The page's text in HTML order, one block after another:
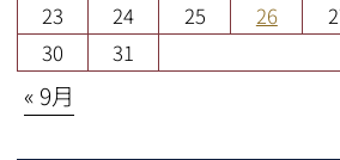
23
24 25 26
30
31
« 9月